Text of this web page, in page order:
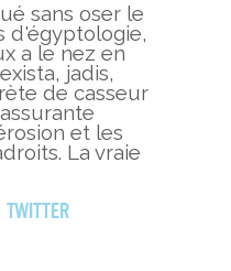
sans oser le
d'égyptologie,
a le nez en
jadis,
de casseur
et les
La vraie
Twitter